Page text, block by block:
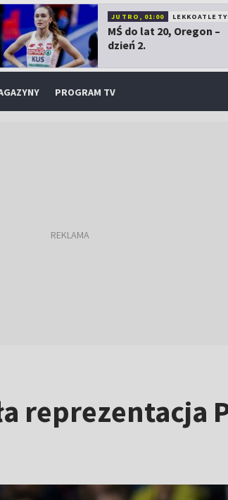
JUTRO, 01:00
MŚ do lat 20, Oregon –
dzień 2.
PROGRAM TV
reprezentacja